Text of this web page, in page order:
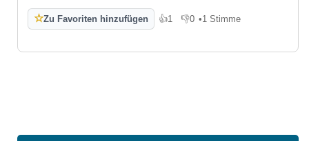
☆Zu Favoriten hinzufügen 👍1
Gefällt mir
👎0
Gefällt mir nicht
•1 Stimme